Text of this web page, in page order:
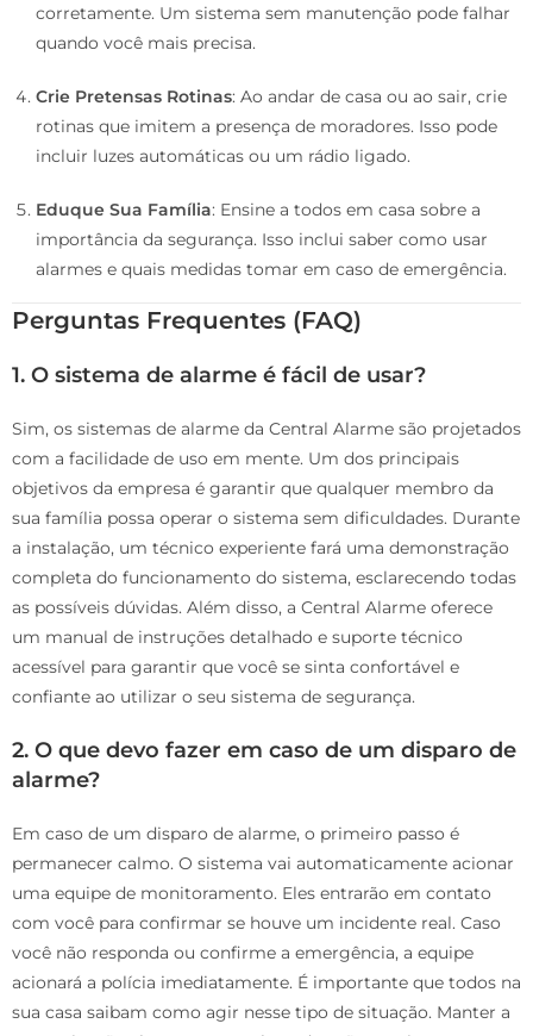
corretamente. Um sistema sem manutenção pode falhar
quando você mais precisa.
Crie Pretensas Rotinas: Ao andar de casa ou ao sair, crie
rotinas que imitem a presença de moradores. Isso pode
incluir luzes automáticas ou um rádio ligado.
Eduque Sua Família: Ensine a todos em casa sobre a
importância da segurança. Isso inclui saber como usar
alarmes e quais medidas tomar em caso de emergência.
Perguntas Frequentes (FAQ)
1. O sistema de alarme é fácil de usar?
Sim, os sistemas de alarme da Central Alarme são projetados
com a facilidade de uso em mente. Um dos principais
objetivos da empresa é garantir que qualquer membro da
sua família possa operar o sistema sem dificuldades. Durante
a instalação, um técnico experiente fará uma demonstração
completa do funcionamento do sistema, esclarecendo todas
as possíveis dúvidas. Além disso, a Central Alarme oferece
um manual de instruções detalhado e suporte técnico
acessível para garantir que você se sinta confortável e
confiante ao utilizar o seu sistema de segurança.
2. O que devo fazer em caso de um disparo de
alarme?
Em caso de um disparo de alarme, o primeiro passo é
permanecer calmo. O sistema vai automaticamente acionar
uma equipe de monitoramento. Eles entrarão em contato
com você para confirmar se houve um incidente real. Caso
você não responda ou confirme a emergência, a equipe
acionará a polícia imediatamente. É importante que todos na
sua casa saibam como agir nesse tipo de situação. Manter a